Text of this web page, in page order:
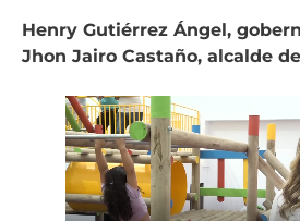
Henry Gutiérrez Ángel,
Jhon Jairo Castaño, alcalde